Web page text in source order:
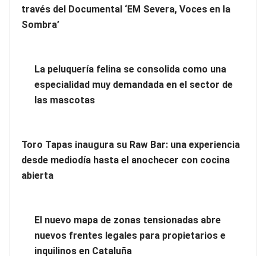
través del Documental ‘EM Severa, Voces en la
Sombra’
La peluquería felina se consolida como una
especialidad muy demandada en el sector de
las mascotas
Toro Tapas inaugura su Raw Bar: una experiencia
desde mediodía hasta el anochecer con cocina
abierta
El nuevo mapa de zonas tensionadas abre
nuevos frentes legales para propietarios e
inquilinos en Cataluña